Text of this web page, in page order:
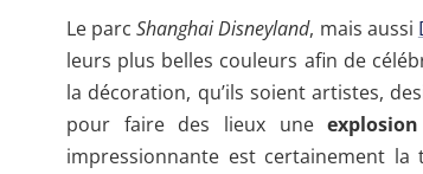
Le parcShanghai Disneyland, mais aussi
leurs plus belles couleurs afin de
la décoration, qu’ils soient artistes,
pour faire des lieux une
impressionnante est certainement la